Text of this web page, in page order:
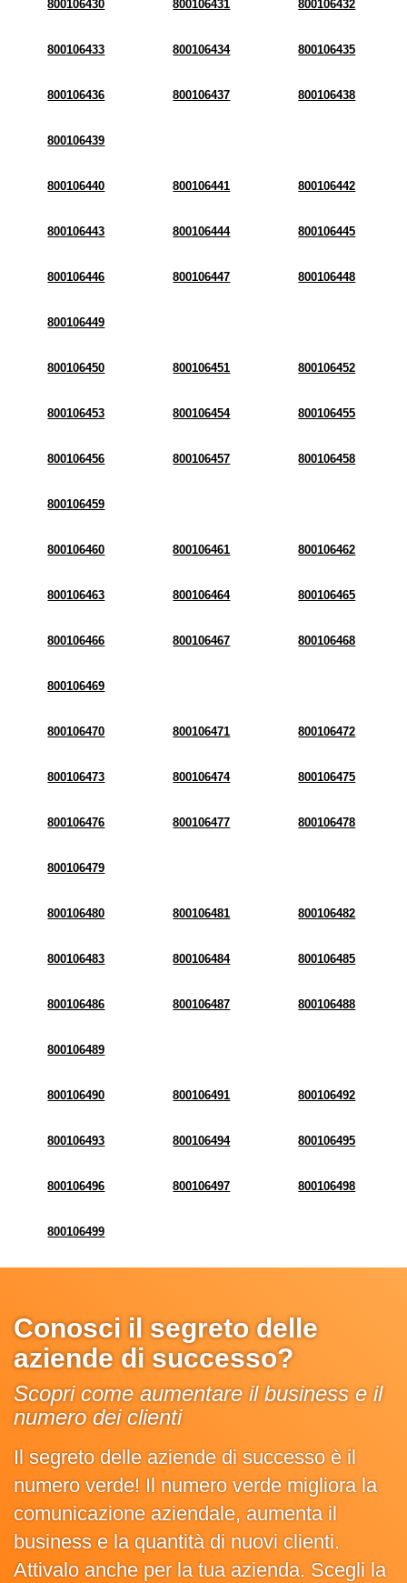
800106430 800106431 800106432
800106433 800106434 800106435
800106436 800106437 800106438
800106439
800106440 800106441 800106442
800106443 800106444 800106445
800106446 800106447 800106448
800106449
800106450 800106451 800106452
800106453 800106454 800106455
800106456 800106457 800106458
800106459
800106460 800106461 800106462
800106463 800106464 800106465
800106466 800106467 800106468
800106469
800106470 800106471 800106472
800106473 800106474 800106475
800106476 800106477 800106478
800106479
800106480 800106481 800106482
800106483 800106484 800106485
800106486 800106487 800106488
800106489
800106490 800106491 800106492
800106493 800106494 800106495
800106496 800106497 800106498
800106499
Conosci il segreto delle
aziende di successo?
Scopri come aumentare il business e il
numero dei clienti
Il segreto delle aziende di successo è il
numero verde! Il numero verde migliora la
comunicazione aziendale, aumenta il
business e la quantità di nuovi clienti.
Attivalo anche per la tua azienda. Scegli la